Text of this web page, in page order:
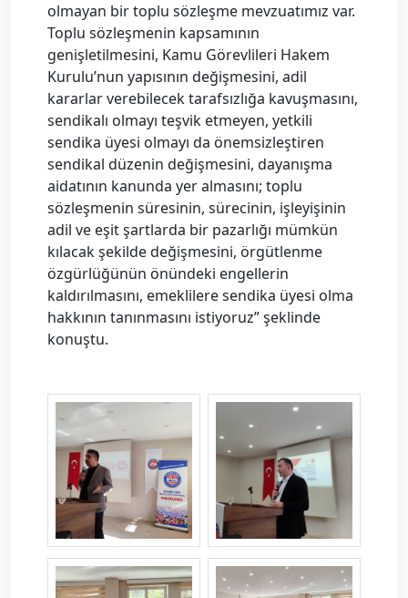
olmayan bir toplu sözleşme mevzuatımız var.
Toplu sözleşmenin kapsamının
genişletilmesini, Kamu Görevlileri Hakem
Kurulu’nun yapısının değişmesini, adil
kararlar verebilecek tarafsızlığa kavuşmasını,
sendikalı olmayı teşvik etmeyen, yetkili
sendika üyesi olmayı da önemsizleştiren
sendikal düzenin değişmesini, dayanışma
aidatının kanunda yer almasını; toplu
sözleşmenin süresinin, sürecinin, işleyişinin
adil ve eşit şartlarda bir pazarlığı mümkün
kılacak şekilde değişmesini, örgütlenme
özgürlüğünün önündeki engellerin
kaldırılmasını, emeklilere sendika üyesi olma
hakkının tanınmasını istiyoruz” şeklinde
konuştu.
afyon--6-.jpg afyon--5-.jpg